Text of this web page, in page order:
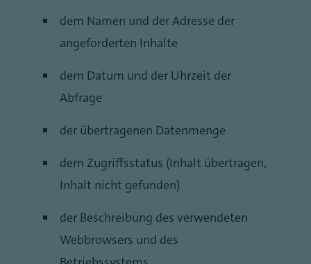
dem Namen und der Adresse der
angeforderten Inhalte
dem Datum und der Uhrzeit der
Abfrage
der übertragenen Datenmenge
dem Zugriffsstatus (Inhalt übertragen,
Inhalt nicht gefunden)
der Beschreibung des verwendeten
Webbrowsers und des